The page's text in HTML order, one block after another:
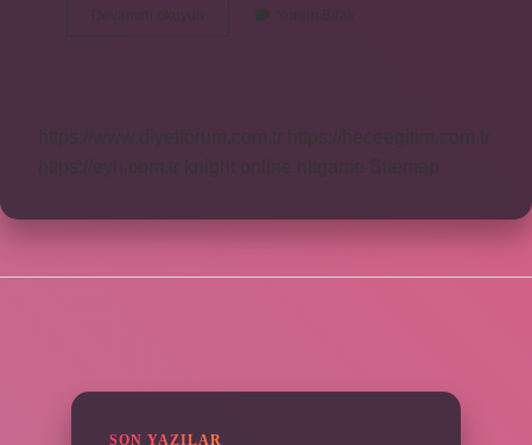
Devamını okuyun
Bârgâh
Yorum Bırak
https://www.diyetforum.com.tr
https://heceegitim.com.tr
https://eyh.com.tr
knight online nttgame Sitemap
SON YAZILAR